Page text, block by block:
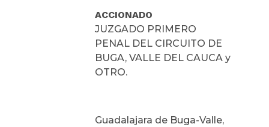
ACCIONADO
JUZGADO PRIMERO
PENAL DEL CIRCUITO DE
BUGA, VALLE DEL CAUCA y
OTRO.
Guadalajara de Buga-Valle,